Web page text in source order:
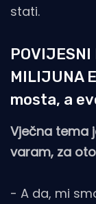
stati.
POVIJESNI
MILIJUNA
mosta, a
Vječna tema
varam, za
- A da, mi